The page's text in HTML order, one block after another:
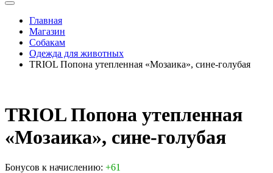
Главная
Магазин
Собакам
Одежда для животных
TRIOL Попона утепленная «Мозаика», сине-голубая
TRIOL Попона утепленная
«Мозаика», сине-голубая
Бонусов к начислению: +61